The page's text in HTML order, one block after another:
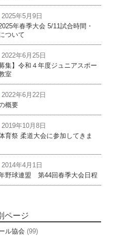
年5月9日
年春季大会 5/11試合時間・
ついて
年6月25日
集】令和４年度ジュニアスポー
室
年6月22日
概要
年10月8日
育祭 柔道大会に参加してきま
年4月1日
野球連盟 第44回春季大会日程
ページ
ル協会 (99)